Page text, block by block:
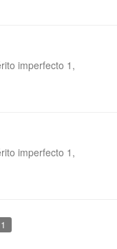
imperfecto 1,
imperfecto 1,